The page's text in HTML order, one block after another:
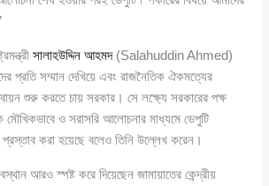
সালাহউদ্দিন আহমদ(Salahuddin Ahmed)
প্রতি সম্মান দেখিয়ে এবং রাজনৈতিক ঐকমত্যের
শুরু করতে চায় সরকার। সে লক্ষ্যে সরকারের পক্ষ
মৌখিকভাবে ও সরাসরি আলোচনার মাধ্যমে ডেপুটি
প্রস্তাব করা হয়েছে বলেও তিনি উল্লেখ করেন।
আরও স্পষ্ট করে দিয়েছেন জামায়াতের কেন্দ্রীয়